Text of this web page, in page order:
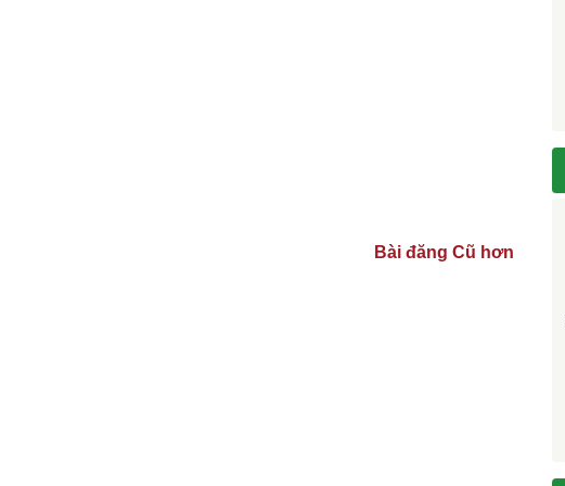
Bài đăng Cũ hơn